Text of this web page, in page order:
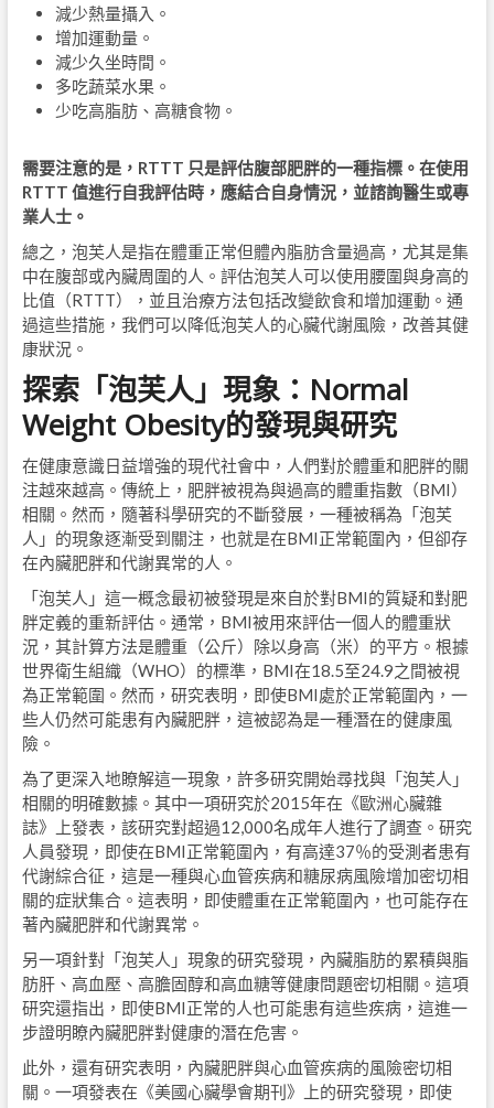
減少熱量攝入。
增加運動量。
減少久坐時間。
多吃蔬菜水果。
少吃高脂肪、高糖食物。
需要注意的是， RTTT 只是評估腹部肥胖的一種指標。在使用
RTTT 值進行自我評估時，應結合自身情況，並諮詢醫生或專
業人士。
總之，泡芙人是指在體重正常但體內脂肪含量過高，尤其是集
中在腹部或內臟周圍的人。評估泡芙人可以使用腰圍與身高的
比值（RTTT），並且治療方法包括改變飲食和增加運動。通
過這些措施，我們可以降低泡芙人的心臟代謝風險，改善其健
康狀況。
探索「泡芙人」現象： Normal
Weight Obesity的發現與研究
在健康意識日益增強的現代社會中，人們對於體重和肥胖的關
注越來越高。傳統上，肥胖被視為與過高的體重指數（BMI）
相關。然而，隨著科學研究的不斷發展，一種被稱為「泡芙
人」的現象逐漸受到關注，也就是在BMI正常範圍內，但卻存
在內臟肥胖和代謝異常的人。
「泡芙人」這一概念最初被發現是來自於對BMI的質疑和對肥
胖定義的重新評估。通常，BMI被用來評估一個人的體重狀
況，其計算方法是體重（公斤）除以身高（米）的平方。根據
世界衛生組織（WHO）的標準，BMI在18.5至24.9之間被視
為正常範圍。然而，研究表明，即使BMI處於正常範圍內，一
些人仍然可能患有內臟肥胖，這被認為是一種潛在的健康風
險。
為了更深入地瞭解這一現象，許多研究開始尋找與「泡芙人」
相關的明確數據。其中一項研究於2015年在《歐洲心臟雜
誌》上發表，該研究對超過12,000名成年人進行了調查。研究
人員發現，即使在BMI正常範圍內，有高達37％的受測者患有
代謝綜合征，這是一種與心血管疾病和糖尿病風險增加密切相
關的症狀集合。這表明，即使體重在正常範圍內，也可能存在
著內臟肥胖和代謝異常。
另一項針對「泡芙人」現象的研究發現，內臟脂肪的累積與脂
肪肝、高血壓、高膽固醇和高血糖等健康問題密切相關。這項
研究還指出，即使BMI正常的人也可能患有這些疾病，這進一
步證明瞭內臟肥胖對健康的潛在危害。
此外，還有研究表明，內臟肥胖與心血管疾病的風險密切相
關。一項發表在《美國心臟學會期刊》上的研究發現，即使